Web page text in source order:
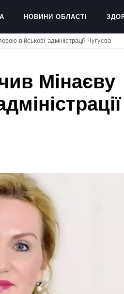
НОВИНИ ОБЛАСТІ
військовї адміністрації Чугуєва
Мінаєву